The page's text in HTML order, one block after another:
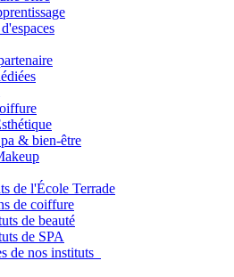
& bien-être
de l'École Terrade
de coiffure
de beauté
de SPA
de nos instituts